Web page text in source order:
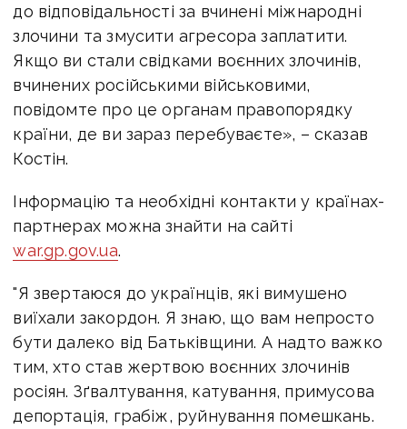
до відповідальності за вчинені міжнародні
злочини та змусити агресора заплатити.
Якщо ви стали свідками воєнних злочинів,
вчинених російськими військовими,
повідомте про це органам правопорядку
країни, де ви зараз перебуваєте», – сказав
Костін.
Інформацію та необхідні контакти у країнах-
партнерах можна знайти на сайті
war.gp.gov.ua.
"Я звертаюся до українців, які вимушено
виїхали закордон. Я знаю, що вам непросто
бути далеко від Батьківщини. А надто важко
тим, хто став жертвою воєнних злочинів
росіян. Зґвалтування, катування, примусова
депортація, грабіж, руйнування помешкань.